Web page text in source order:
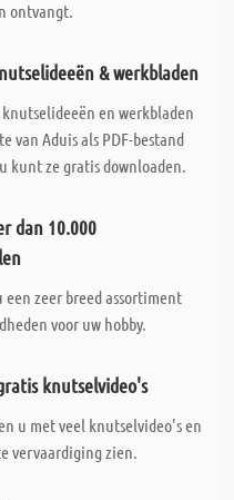
ontvangt.
& werkbladen
en werkbladen
van Aduis als PDF-bestand
kunt ze gratis downloaden.
dan 10.000
zeer breed assortiment
voor uw hobby.
knutselvideo's
u met veel knutselvideo's en
vervaardiging zien.